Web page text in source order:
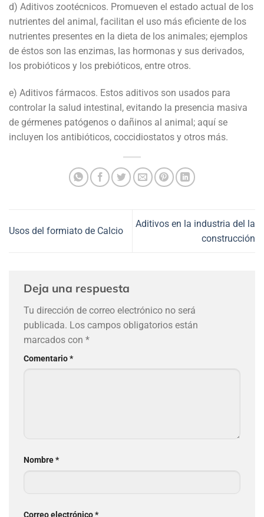
d) Aditivos zootécnicos. Promueven el estado actual de los
nutrientes del animal, facilitan el uso más eficiente de los
nutrientes presentes en la dieta de los animales; ejemplos
de éstos son las enzimas, las hormonas y sus derivados,
los probióticos y los prebióticos, entre otros.
e) Aditivos fármacos. Estos aditivos son usados para
controlar la salud intestinal, evitando la presencia masiva
de gérmenes patógenos o dañinos al animal; aquí se
incluyen los antibióticos, coccidiostatos y otros más.
Usos del formiato de Calcio
Aditivos en la industria del la
construcción
Deja una respuesta
Tu dirección de correo electrónico no será
publicada. Los campos obligatorios están
marcados con *
Comentario*
Nombre*